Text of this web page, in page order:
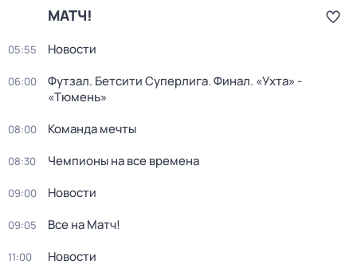
МАТЧ!
05:55 Новости
06:00
Футзал. Бетсити Суперлига. Финал. «Ухта» -
«Тюмень»
08:00 Команда мечты
08:30 Чемпионы на все времена
09:00 Новости
09:05 Все на Матч!
11:00 Новости